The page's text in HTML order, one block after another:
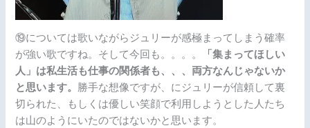
⑲については歌いながらジュリーが感極まってしまう確率
が強い歌ですね。そして今回も。。。。
「集まってほしい
人」は私生活も仕事の関係者も、、、両方なんじゃないか
と思います。 勝手な想像ですが、にジュリーが信頼して裏
切られた、もしくは優しい笑顔で利用しようとした人たち
は山のようにいたのではないかと思います。